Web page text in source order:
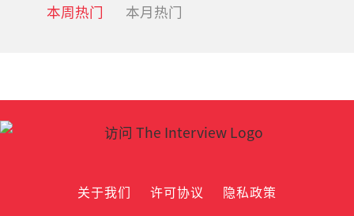
本周热门 本月热门
关于我们 许可协议 隐私政策